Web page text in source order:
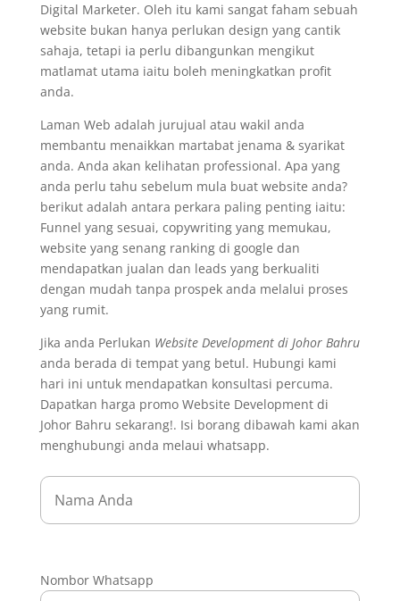
Digital Marketer. Oleh itu kami sangat faham sebuah
website bukan hanya perlukan design yang cantik
sahaja, tetapi ia perlu dibangunkan mengikut
matlamat utama iaitu boleh meningkatkan profit
anda.
Laman Web adalah jurujual atau wakil anda
membantu menaikkan martabat jenama & syarikat
anda. Anda akan kelihatan professional. Apa yang
anda perlu tahu sebelum mula buat website anda?
berikut adalah antara perkara paling penting iaitu:
Funnel yang sesuai, copywriting yang memukau,
website yang senang ranking di google dan
mendapatkan jualan dan leads yang berkualiti
dengan mudah tanpa prospek anda melalui proses
yang rumit.
Jika anda Perlukan Website Development di Johor Bahru
anda berada di tempat yang betul. Hubungi kami
hari ini untuk mendapatkan konsultasi percuma.
Dapatkan harga promo Website Development di
Johor Bahru sekarang!. Isi borang dibawah kami akan
menghubungi anda melaui whatsapp.
Nombor Whatsapp